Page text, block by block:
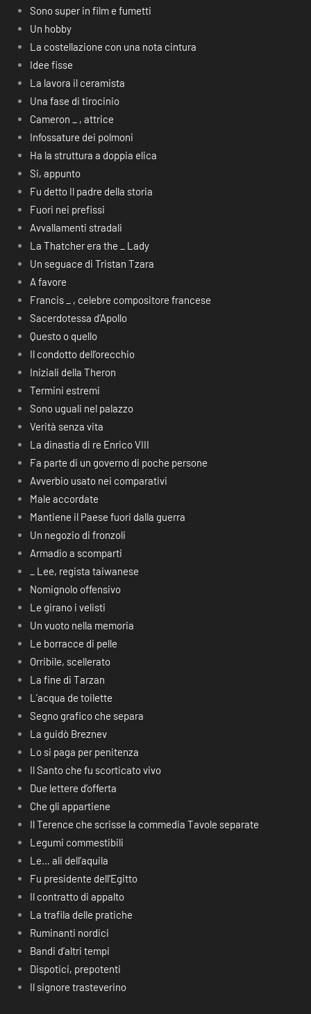
Sono super in film e fumetti
Un hobby
La costellazione con una nota cintura
Idee fisse
La lavora il ceramista
Una fase di tirocinio
Cameron _ , attrice
Infossature dei polmoni
Ha la struttura a doppia elica
Si, appunto
Fu detto Il padre della storia
Fuori nei prefissi
Avvallamenti stradali
La Thatcher era the _ Lady
Un seguace di Tristan Tzara
A favore
Francis _ , celebre compositore francese
Sacerdotessa d’Apollo
Questo o quello
Il condotto dell’orecchio
Iniziali della Theron
Termini estremi
Sono uguali nel palazzo
Verità senza vita
La dinastia di re Enrico VIII
Fa parte di un governo di poche persone
Avverbio usato nei comparativi
Male accordate
Mantiene il Paese fuori dalla guerra
Un negozio di fronzoli
Armadio a scomparti
_ Lee, regista taiwanese
Nomignolo offensivo
Le girano i velisti
Un vuoto nella memoria
Le borracce di pelle
Orribile, scellerato
La fine di Tarzan
L’acqua de toilette
Segno grafico che separa
La guidò Breznev
Lo si paga per penitenza
Il Santo che fu scorticato vivo
Due lettere d’offerta
Che gli appartiene
Il Terence che scrisse la commedia Tavole separate
Legumi commestibili
Le… ali dell’aquila
Fu presidente dell’Egitto
Il contratto di appalto
La trafila delle pratiche
Ruminanti nordici
Bandi d’altri tempi
Dispotici, prepotenti
Il signore trasteverino